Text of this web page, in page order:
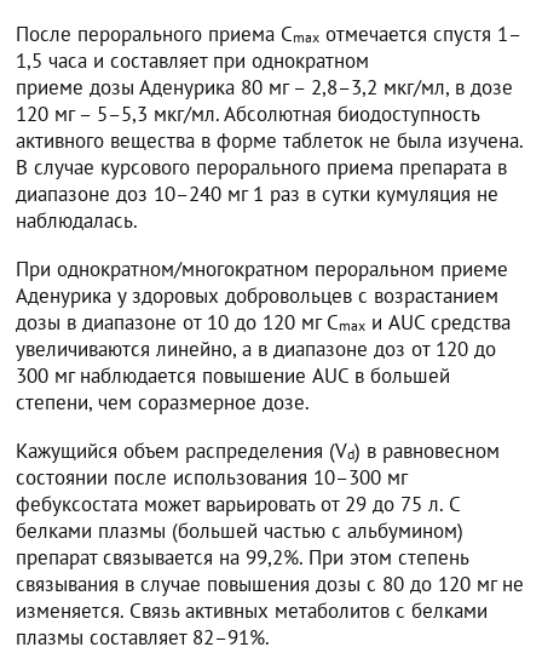
После перорального приема Cmax отмечается спустя 1–
1,5 часа и составляет при однократном
приеме дозы Аденурика 80 мг – 2,8–3,2 мкг/мл, в дозе
120 мг – 5–5,3 мкг/мл. Абсолютная биодоступность
активного вещества в форме таблеток не была изучена.
В случае курсового перорального приема препарата в
диапазоне доз 10–240 мг 1 раз в сутки кумуляция не
наблюдалась.
При однократном/многократном пероральном приеме
Аденурика у здоровых добровольцев с возрастанием
дозы в диапазоне от 10 до 120 мг Cmax и AUC средства
увеличиваются линейно, а в диапазоне доз от 120 до
300 мг наблюдается повышение AUC в большей
степени, чем соразмерное дозе.
Кажущийся объем распределения (Vd) в равновесном
состоянии после использования 10–300 мг
фебуксостата может варьировать от 29 до 75 л. С
белками плазмы (большей частью с альбумином)
препарат связывается на 99,2%. При этом степень
связывания в случае повышения дозы с 80 до 120 мг не
изменяется. Связь активных метаболитов с белками
плазмы составляет 82–91%.